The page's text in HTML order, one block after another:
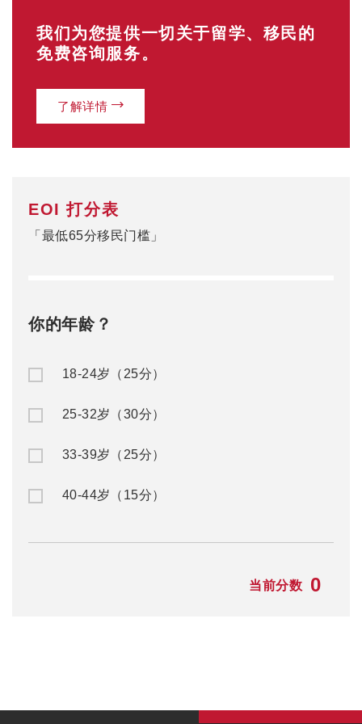
我们为您提供一切关于留学、移民的
免费咨询服务。
了解详情
EOI 打分表
「最低65分移民门槛」
你的年龄？
18-24岁（25分）
25-32岁（30分）
33-39岁（25分）
40-44岁（15分）
当前分数 0